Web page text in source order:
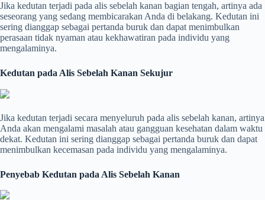
Jika kedutan terjadi pada alis sebelah kanan bagian tengah, artinya ada
seseorang yang sedang membicarakan Anda di belakang. Kedutan ini
sering dianggap sebagai pertanda buruk dan dapat menimbulkan
perasaan tidak nyaman atau kekhawatiran pada individu yang
mengalaminya.
Kedutan pada Alis Sebelah Kanan Sekujur
Jika kedutan terjadi secara menyeluruh pada alis sebelah kanan, artinya
Anda akan mengalami masalah atau gangguan kesehatan dalam waktu
dekat. Kedutan ini sering dianggap sebagai pertanda buruk dan dapat
menimbulkan kecemasan pada individu yang mengalaminya.
Penyebab Kedutan pada Alis Sebelah Kanan